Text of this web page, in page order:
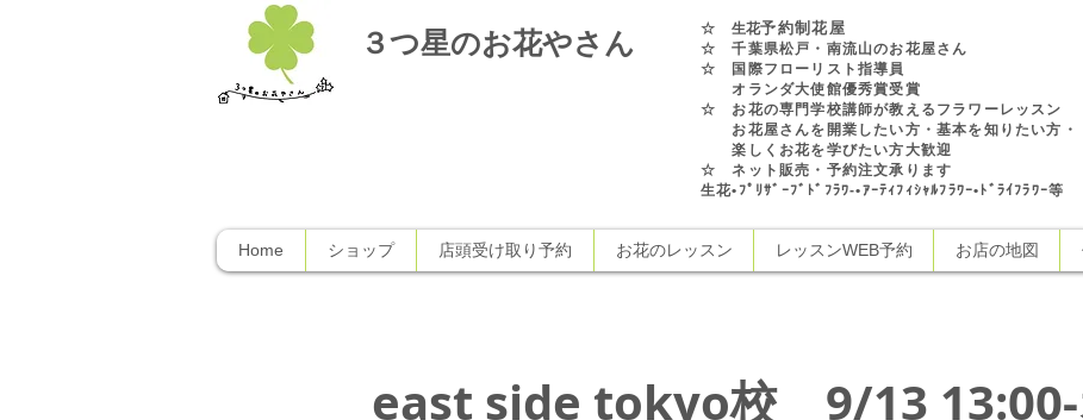
３つ星のお花やさん ☆生花予約制花屋
☆ 千葉県松戸・南流山のお花屋さん
☆ 国際フローリスト指導員
オランダ大使館優秀賞受賞
☆ お花の専門学校講師が教えるフラワーレッスン
お花屋さんを開業したい方・基本を知りたい方・
楽しくお花を学びたい方大歓迎
☆ ネット販売・予約注文承ります
生花•ﾌﾟﾘｻﾞｰﾌﾞﾄﾞﾌﾗﾜ-•ｱｰﾃｨﾌｨｼｬﾙﾌﾗﾜｰ•ﾄﾞﾗｲﾌﾗﾜｰ等
Home ショップ 店頭受け取り予約 お花のレッスン レッスンWEB予約 お店の地図
east side tokyo校 9/13 13:00-